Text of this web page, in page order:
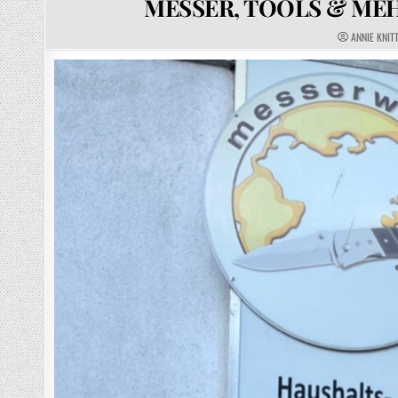
MESSER, TOOLS &
AUTHOR:
ANNIE